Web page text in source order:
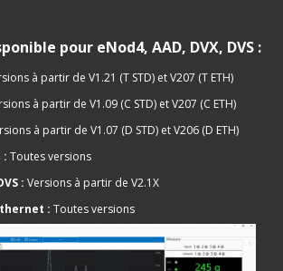
pour eNod4, AAD, DVX, DVS :
à partir de V1.21 (T STD) et V207 (T ETH)
à partir de V1.09 (C STD) et V207 (C ETH)
à partir de V1.07 (D STD) et V206 (D ETH)
: Toutes versions
: Versions à partir de V2.1X
: Toutes versions